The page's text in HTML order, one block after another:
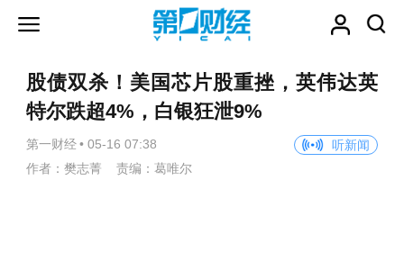
股债双杀！美国芯片股重挫，英伟达英
特尔跌超4%，白银狂泄9%
第一财经 • 05-16 07:38
听新闻
作者：樊志菁 责编：葛唯尔